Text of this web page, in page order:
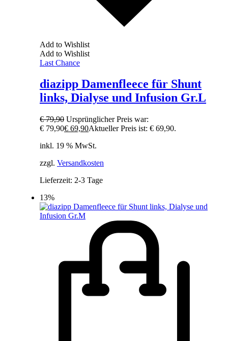
Add to Wishlist
Add to Wishlist
Last Chance
diazipp Damenfleece für Shunt
links, Dialyse und Infusion Gr.L
€79,90 Ursprünglicher Preis war:
€ 79,90€ 69,90Aktueller Preis ist: € 69,90.
inkl. 19 % MwSt.
zzgl. Versandkosten
Lieferzeit: 2-3 Tage
13%